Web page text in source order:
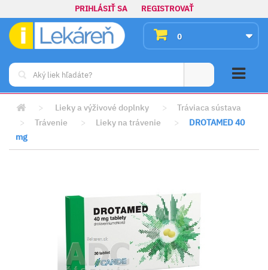
PRIHLÁSIŤ SA REGISTROVAŤ
0
> Lieky a výživové doplnky >
Tráviaca sústava
>
Trávenie > Lieky na trávenie >
DROTAMED 40
mg